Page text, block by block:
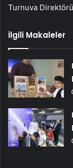
Turnuva Direktörü
İlgili Makaleler